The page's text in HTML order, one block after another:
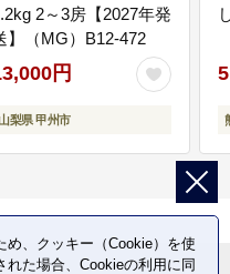
2～3房【2027年発
】（MG）B12-472
円
山梨県 甲州市
め、クッキー（Cookie）を使
た場合、Cookieの利用に同